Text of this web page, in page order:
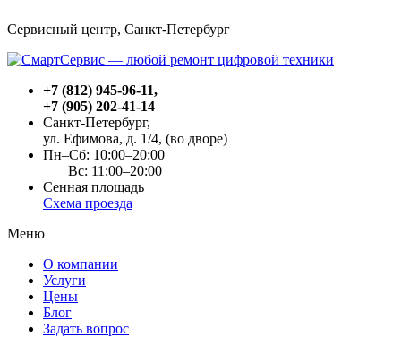
Сервисный центр, Cанкт-Петербург
+7 (812) 945-96-11,
+7 (905) 202-41-14
Санкт-Петербург,
ул. Ефимова, д. 1/4, (во дворе)
Пн–Сб: 10:00–20:00
Вс: 11:00–20:00
Сенная площадь
Схема проезда
Меню
О компании
Услуги
Цены
Блог
Задать вопрос